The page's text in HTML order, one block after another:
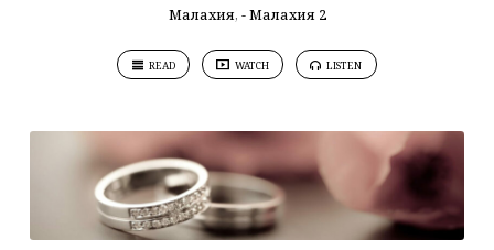
Малахия, - Малахия 2
READ WATCH LISTEN